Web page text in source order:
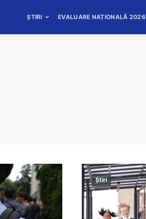
ȘTIRI EVALUARE NAȚIONALĂ 2026
Știri